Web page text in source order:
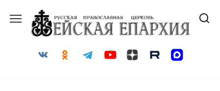
содержанию